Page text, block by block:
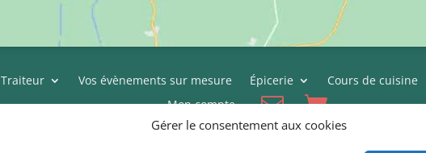
Gérer le consentement aux cookies
Traiteur Vos évènements sur mesure Épicerie Cours de cuisine
Mon compte